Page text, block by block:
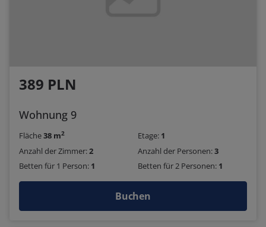
389 PLN
Wohnung 9
Fläche38 m2 Etage: 1
Anzahl der Zimmer:2 Anzahl der Personen:3
Betten für 1 Person: 1 Betten für 2 Personen: 1
Buchen